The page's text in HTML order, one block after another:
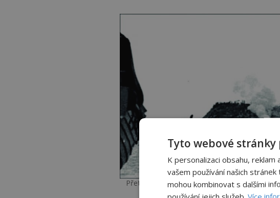
Přetížení plavidla způsobí obrovskou zkázu,
Tyto webové
K personalizaci obsahu,
vašem používání našich
mohou kombinovat s dalšími